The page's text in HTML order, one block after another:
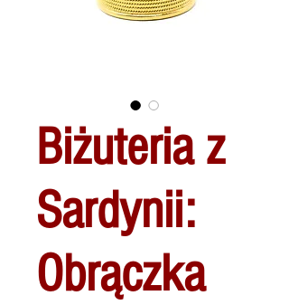
Biżuteria z
Sardynii:
Obrączka